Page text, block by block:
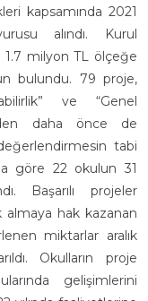
kapsamında 2021
alındı. Kurul
milyon TL ölçeğe
bulundu. 79 proje,
ve “Genel
daha önce de
tabi
göre 22 okulun 31
Başarılı projeler
almaya hak kazanan
miktarlar aralık
Okulların proje
gelişimlerini